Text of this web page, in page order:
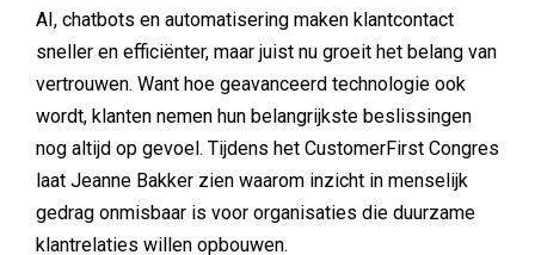
AI, chatbots en automatisering maken klantcontact
sneller en efficiënter, maar juist nu groeit het belang van
vertrouwen. Want hoe geavanceerd technologie ook
wordt, klanten nemen hun belangrijkste beslissingen
nog altijd op gevoel. Tijdens het CustomerFirst Congres
laat Jeanne Bakker zien waarom inzicht in menselijk
gedrag onmisbaar is voor organisaties die duurzame
klantrelaties willen opbouwen.